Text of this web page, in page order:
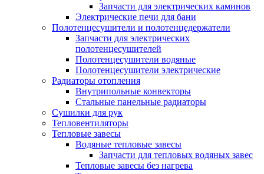
Запчасти для электрических каминов
Электрические печи для бани
Полотенцесушители и полотенцедержатели
Запчасти для электрических
полотенцесушителей
Полотенцесушители водяные
Полотенцесушители электрические
Радиаторы отопления
Внутрипольные конвекторы
Стальные панельные радиаторы
Сушилки для рук
Тепловентиляторы
Тепловые завесы
Водяные тепловые завесы
Запчасти для тепловых водяных завес
Тепловые завесы без нагрева